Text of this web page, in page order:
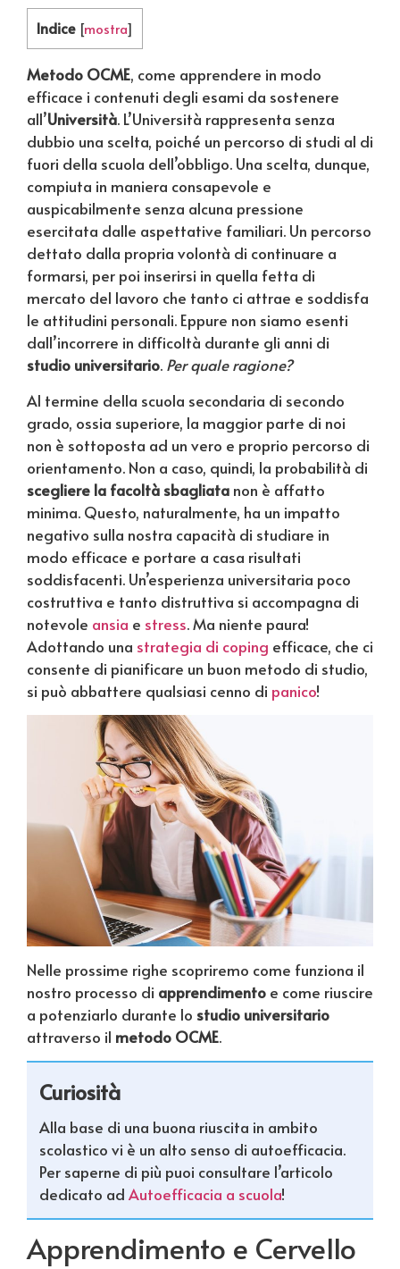
Indice [mostra]
Metodo OCME, come apprendere in modo
efficace i contenuti degli esami da sostenere
all’Università. L’Università rappresenta senza
dubbio una scelta, poiché un percorso di studi al di
fuori della scuola dell’obbligo. Una scelta, dunque,
compiuta in maniera consapevole e
auspicabilmente senza alcuna pressione
esercitata dalle aspettative familiari. Un percorso
dettato dalla propria volontà di continuare a
formarsi, per poi inserirsi in quella fetta di
mercato del lavoro che tanto ci attrae e soddisfa
le attitudini personali. Eppure non siamo esenti
dall’incorrere in difficoltà durante gli anni di
studio universitario. Per quale ragione?
Al termine della scuola secondaria di secondo
grado, ossia superiore, la maggior parte di noi
non è sottoposta ad un vero e proprio percorso di
orientamento. Non a caso, quindi, la probabilità di
scegliere la facoltà sbagliata non è affatto
minima. Questo, naturalmente, ha un impatto
negativo sulla nostra capacità di studiare in
modo efficace e portare a casa risultati
soddisfacenti. Un’esperienza universitaria poco
costruttiva e tanto distruttiva si accompagna di
notevole ansia e stress. Ma niente paura!
Adottando una strategia di coping efficace, che ci
consente di pianificare un buon metodo di studio,
si può abbattere qualsiasi cenno di panico!
Nelle prossime righe scopriremo come funziona il
nostro processo di apprendimento e come riuscire
a potenziarlo durante lo studio universitario
attraverso il metodo OCME.
Curiosità
Alla base di una buona riuscita in ambito
scolastico vi è un alto senso di autoefficacia.
Per saperne di più puoi consultare l’articolo
dedicato ad Autoefficacia a scuola!
Apprendimento e Cervello